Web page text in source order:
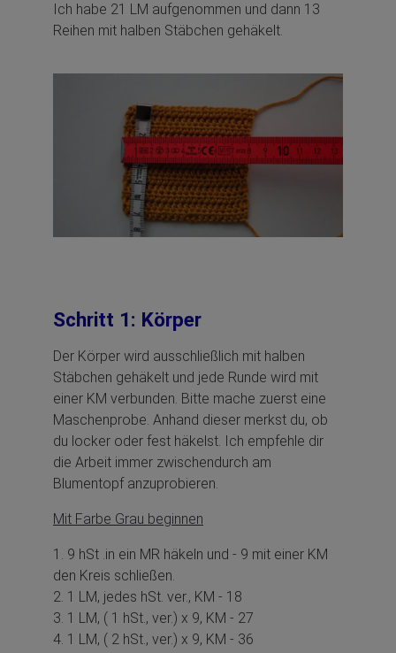
Ich habe 21 LM aufgenommen und dann 13
Reihen mit halben Stäbchen gehäkelt.
Schritt 1: Körper
Der Körper wird ausschließlich mit halben
Stäbchen gehäkelt und jede Runde wird mit
einer KM verbunden. Bitte mache zuerst eine
Maschenprobe. Anhand dieser merkst du, ob
du locker oder fest häkelst. Ich empfehle dir
die Arbeit immer zwischendurch am
Blumentopf anzuprobieren.
Mit Farbe Grau beginnen
1. 9 hSt .in ein MR häkeln und - 9 mit einer KM
den Kreis schließen.
2. 1 LM, jedes hSt. ver., KM - 18
3. 1 LM, ( 1 hSt., ver.) x 9, KM - 27
4. 1 LM, ( 2 hSt., ver.) x 9, KM - 36